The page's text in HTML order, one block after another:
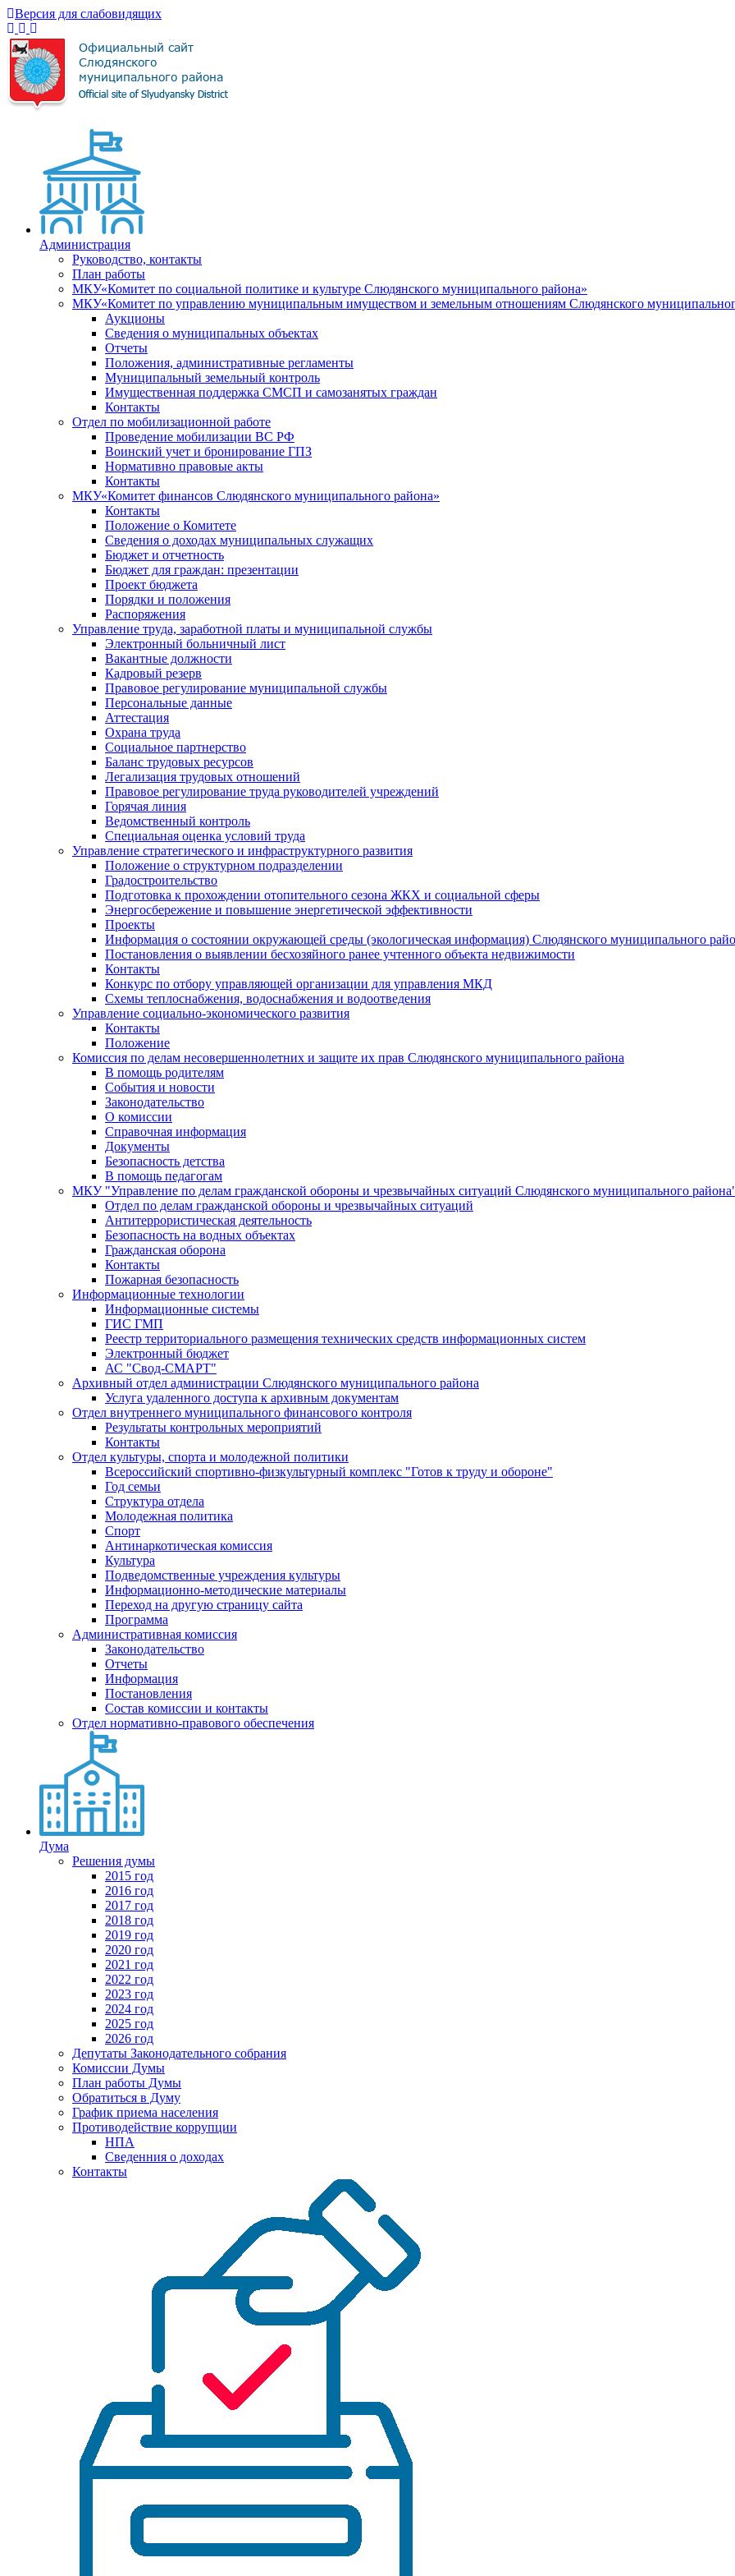
Версия для слабовидящих
Администрация
Руководство, контакты
План работы
МКУ«Комитет по социальной политике и культуре Слюдянского муниципального района»
МКУ«Комитет по управлению муниципальным имуществом и земельным отношениям Слюдянского
Аукционы
Сведения о муниципальных объектах
Отчеты
Положения, административные регламенты
Муниципальный земельный контроль
Имущественная поддержка СМСП и самозанятых граждан
Контакты
Отдел по мобилизационной работе
Проведение мобилизации ВС РФ
Воинский учет и бронирование ГПЗ
Нормативно правовые акты
Контакты
МКУ«Комитет финансов Слюдянского муниципального района»
Контакты
Положение о Комитете
Сведения о доходах муниципальных служащих
Бюджет и отчетность
Бюджет для граждан: презентации
Проект бюджета
Порядки и положения
Распоряжения
Управление труда, заработной платы и муниципальной службы
Электронный больничный лист
Вакантные должности
Кадровый резерв
Правовое регулирование муниципальной службы
Персональные данные
Аттестация
Охрана труда
Социальное партнерство
Баланс трудовых ресурсов
Легализация трудовых отношений
Правовое регулирование труда руководителей учреждений
Горячая линия
Ведомственный контроль
Специальная оценка условий труда
Управление стратегического и инфраструктурного развития
Положение о структурном подразделении
Градостроительство
Подготовка к прохождении отопительного сезона ЖКХ и социальной сферы
Энергосбережение и повышение энергетической эффективности
Проекты
Информация о состоянии окружающей среды (экологическая информация) Слюдянского муниципального
Постановления о выявлении бесхозяйного ранее учтенного объекта недвижимости
Контакты
Конкурс по отбору управляющей организации для управления МКД
Схемы теплоснабжения, водоснабжения и водоотведения
Управление социально-экономического развития
Контакты
Положение
Комиссия по делам несовершеннолетних и защите их прав Слюдянского муниципального района
В помощь родителям
События и новости
Законодательство
О комиссии
Справочная информация
Документы
Безопасность детства
В помощь педагогам
МКУ "Управление по делам гражданской обороны и чрезвычайных ситуаций Слюдянского муниципального
Отдел по делам гражданской обороны и чрезвычайных ситуаций
Антитеррористическая деятельность
Безопасность на водных объектах
Гражданская оборона
Контакты
Пожарная безопасность
Информационные технологии
Информационные системы
ГИС ГМП
Реестр территориального размещения технических средств информационных систем
Электронный бюджет
АС "Свод-СМАРТ"
Архивный отдел администрации Слюдянского муниципального района
Услуга удаленного доступа к архивным документам
Отдел внутреннего муниципального финансового контроля
Результаты контрольных мероприятий
Контакты
Отдел культуры, спорта и молодежной политики
Всероссийский спортивно-физкультурный комплекс "Готов к труду и обороне"
Год семьи
Структура отдела
Молодежная политика
Спорт
Антинаркотическая комиссия
Культура
Подведомственные учреждения культуры
Информационно-методические материалы
Переход на другую страницу сайта
Программа
Административная комиссия
Законодательство
Отчеты
Информация
Постановления
Состав комиссии и контакты
Отдел нормативно-правового обеспечения
Дума
Решения думы
2015 год
2016 год
2017 год
2018 год
2019 год
2020 год
2021 год
2022 год
2023 год
2024 год
2025 год
2026 год
Депутаты Законодательного собрания
Комиссии Думы
План работы Думы
Обратиться в Думу
График приема населения
Противодействие коррупции
НПА
Сведенния о доходах
Контакты